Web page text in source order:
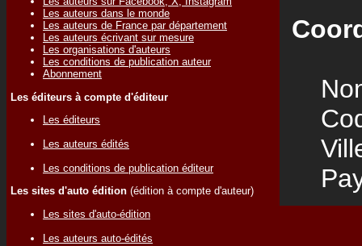
Les auteurs dans le monde
Les auteurs de France par département
Les auteurs écrivant sur mesure
Les organisations d'auteurs
Les conditions de publication auteur
Abonnement
Les éditeurs à compte d'éditeur
Les éditeurs
Les auteurs édités
Les conditions de publication éditeur
Les sites d'auto édition (édition à compte d'auteur)
Les sites d'auto-édition
Les auteurs auto-édités